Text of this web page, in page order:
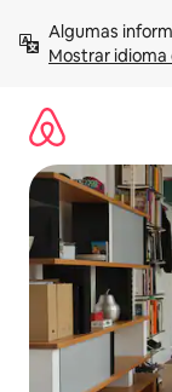
para
Mostrar idioma